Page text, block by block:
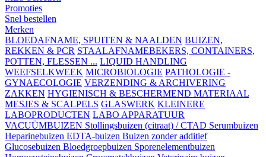
Promoties
Snel bestellen
Merken
BLOEDAFNAME, SPUITEN & NAALDEN BUIZEN,
REKKEN & PCR STAALAFNAMEBEKERS, CONTAINERS,
POTTEN, FLESSEN ... LIQUID HANDLING
WEEFSELKWEEK MICROBIOLOGIE PATHOLOGIE -
GYNAECOLOGIE VERZENDING & ARCHIVERING
ZAKKEN HYGIENISCH & BESCHERMEND MATERIAAL
MESJES & SCALPELS GLASWERK KLEINERE
LABOPRODUCTEN LABO APPARATUUR
VACUÜMBUIZEN Stollingsbuizen (citraat) / CTAD Serumbuizen
Heparinebuizen EDTA-buizen Buizen zonder additief
Glucosebuizen Bloedgroepbuizen Sporenelementbuizen